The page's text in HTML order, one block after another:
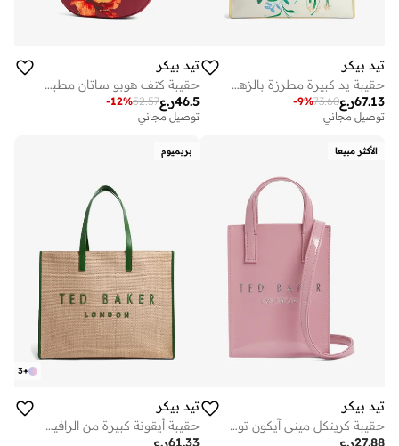
تيد بيكر
حقيبة يد كبيرة مطرزة بالزهور من كانفاس فلويكون
ر.ع67.13
73.60
-9%
توصيل مجاني
تيد بيكر
حقيبة كتف هوبو ساتان مطبوعة من إيسلي
ر.ع46.5
52.57
-12%
توصيل مجاني
الأكثر مبيعا
تيد بيكر
حقيبة كرينكل ميني آيكون توت
ر.ع27.88
بريميوم
+
3
تيد بيكر
حقيبة أيقونة كبيرة من الرافييا الصناعية
ر.ع61.33